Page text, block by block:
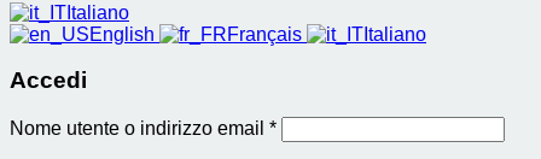
Italiano
English
Français Italiano
Accedi
Nome utente o indirizzo email *Richiesto